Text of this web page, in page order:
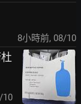
8小時前, 08/10
10